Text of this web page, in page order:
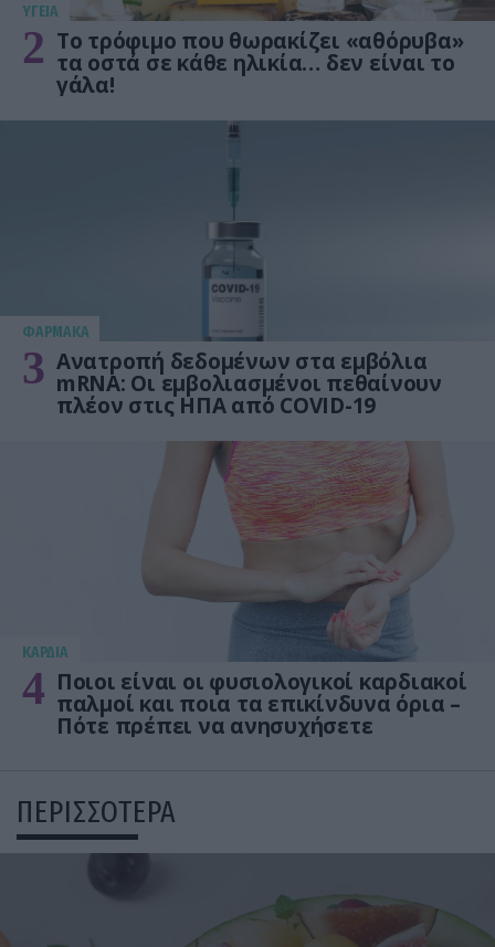
ΥΓΕΙΑ
2 Το τρόφιμο που θωρακίζει «αθόρυβα»
τα οστά σε κάθε ηλικία… δεν είναι το
γάλα!
ΦΑΡΜΑΚΑ
3 Ανατροπή δεδομένων στα εμβόλια
mRNA: Οι εμβολιασμένοι πεθαίνουν
πλέον στις ΗΠΑ από COVID-19
KΑΡΔΙΑ
4 Ποιοι είναι οι φυσιολογικοί καρδιακοί
παλμοί και ποια τα επικίνδυνα όρια –
Πότε πρέπει να ανησυχήσετε
ΠΕΡΙΣΣΟΤΕΡΑ